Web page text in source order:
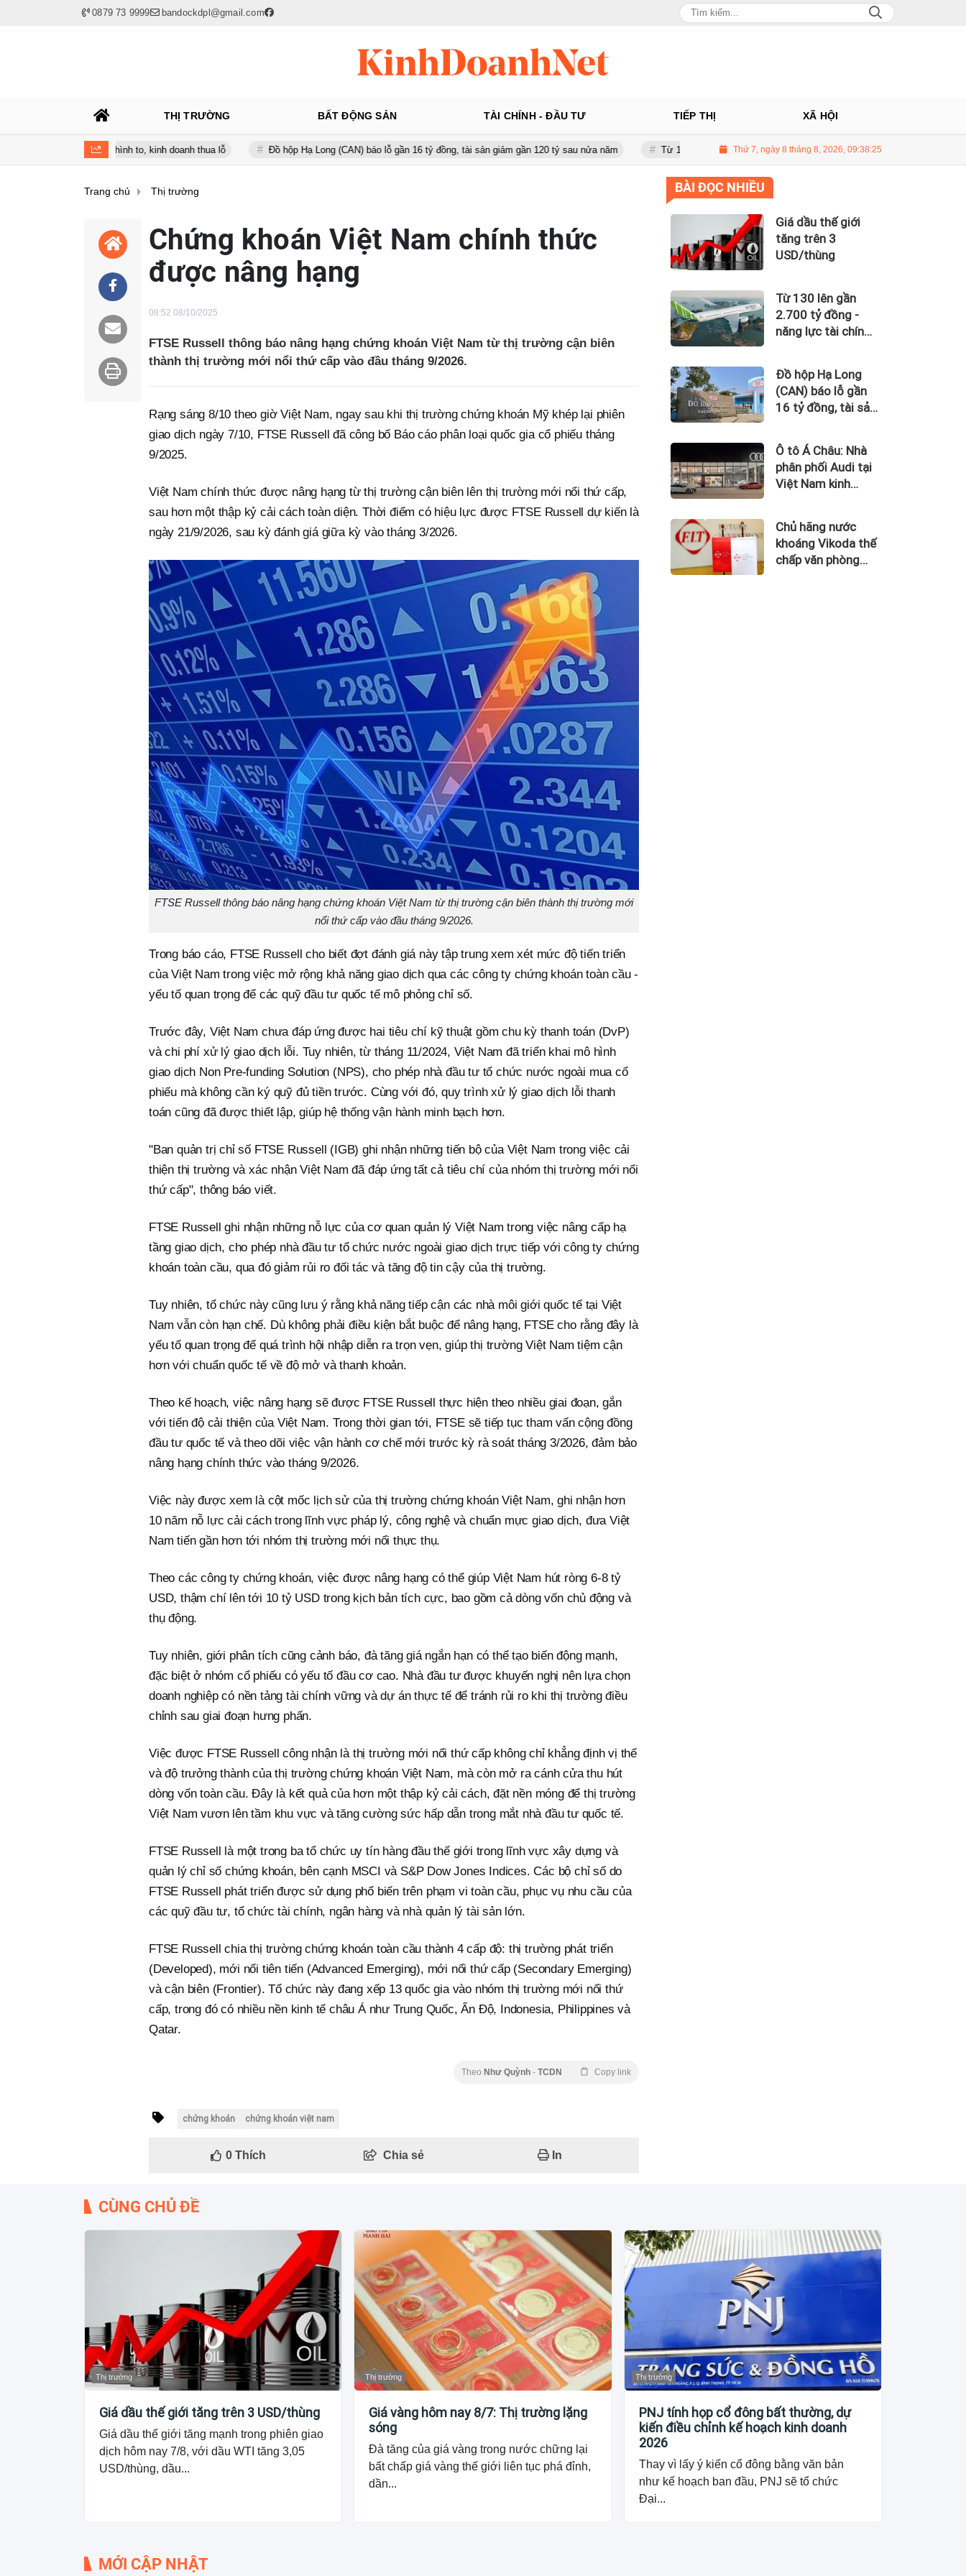
0879 73 9999 bandockdpl@gmail.com
THỊ TRƯỜNG BẤT ĐỘNG SẢN TÀI CHÍNH - ĐẦU TƯ TIẾP THỊ XÃ HỘI
lúc nợ vay phình to, kinh doanh thua lỗ Đồ hộp Hạ Long (CAN) báo lỗ gần 16 tỷ đồng, tài sản giảm gần 120 tỷ sau nửa năm Từ 130 lên gần 2.700 tỷ đồng - năng lực tài chính của Bamboo Airways nhìn từ công
Thứ 7, ngày 8 tháng 8, 2026, 09:38:26
Trang chủ Thị trường
Chứng khoán Việt Nam chính thức
được nâng hạng
08:52 08/10/2025
FTSE Russell thông báo nâng hạng chứng khoán Việt Nam từ thị trường cận biên
thành thị trường mới nổi thứ cấp vào đầu tháng 9/2026.
Rạng sáng 8/10 theo giờ Việt Nam, ngay sau khi thị trường chứng khoán Mỹ khép lại phiên
giao dịch ngày 7/10, FTSE Russell đã công bố Báo cáo phân loại quốc gia cổ phiếu tháng
9/2025.
Việt Nam chính thức được nâng hạng từ thị trường cận biên lên thị trường mới nổi thứ cấp,
sau hơn một thập kỷ cải cách toàn diện. Thời điểm có hiệu lực được FTSE Russell dự kiến là
ngày 21/9/2026, sau kỳ đánh giá giữa kỳ vào tháng 3/2026.
FTSE Russell thông báo nâng hạng chứng khoán Việt Nam từ thị trường cận biên thành thị trường mới
nổi thứ cấp vào đầu tháng 9/2026.
Trong báo cáo, FTSE Russell cho biết đợt đánh giá này tập trung xem xét mức độ tiến triển
của Việt Nam trong việc mở rộng khả năng giao dịch qua các công ty chứng khoán toàn cầu -
yếu tố quan trọng để các quỹ đầu tư quốc tế mô phỏng chỉ số.
Trước đây, Việt Nam chưa đáp ứng được hai tiêu chí kỹ thuật gồm chu kỳ thanh toán (DvP)
và chi phí xử lý giao dịch lỗi. Tuy nhiên, từ tháng 11/2024, Việt Nam đã triển khai mô hình
giao dịch Non Pre-funding Solution (NPS), cho phép nhà đầu tư tổ chức nước ngoài mua cổ
phiếu mà không cần ký quỹ đủ tiền trước. Cùng với đó, quy trình xử lý giao dịch lỗi thanh
toán cũng đã được thiết lập, giúp hệ thống vận hành minh bạch hơn.
"Ban quản trị chỉ số FTSE Russell (IGB) ghi nhận những tiến bộ của Việt Nam trong việc cải
thiện thị trường và xác nhận Việt Nam đã đáp ứng tất cả tiêu chí của nhóm thị trường mới nổi
thứ cấp", thông báo viết.
FTSE Russell ghi nhận những nỗ lực của cơ quan quản lý Việt Nam trong việc nâng cấp hạ
tầng giao dịch, cho phép nhà đầu tư tổ chức nước ngoài giao dịch trực tiếp với công ty chứng
khoán toàn cầu, qua đó giảm rủi ro đối tác và tăng độ tin cậy của thị trường.
Tuy nhiên, tổ chức này cũng lưu ý rằng khả năng tiếp cận các nhà môi giới quốc tế tại Việt
Nam vẫn còn hạn chế. Dù không phải điều kiện bắt buộc để nâng hạng, FTSE cho rằng đây là
yếu tố quan trọng để quá trình hội nhập diễn ra trọn vẹn, giúp thị trường Việt Nam tiệm cận
hơn với chuẩn quốc tế về độ mở và thanh khoản.
Theo kế hoạch, việc nâng hạng sẽ được FTSE Russell thực hiện theo nhiều giai đoạn, gắn
với tiến độ cải thiện của Việt Nam. Trong thời gian tới, FTSE sẽ tiếp tục tham vấn cộng đồng
đầu tư quốc tế và theo dõi việc vận hành cơ chế mới trước kỳ rà soát tháng 3/2026, đảm bảo
nâng hạng chính thức vào tháng 9/2026.
Việc này được xem là cột mốc lịch sử của thị trường chứng khoán Việt Nam, ghi nhận hơn
10 năm nỗ lực cải cách trong lĩnh vực pháp lý, công nghệ và chuẩn mực giao dịch, đưa Việt
Nam tiến gần hơn tới nhóm thị trường mới nổi thực thụ.
Theo các công ty chứng khoán, việc được nâng hạng có thể giúp Việt Nam hút ròng 6-8 tỷ
USD, thậm chí lên tới 10 tỷ USD trong kịch bản tích cực, bao gồm cả dòng vốn chủ động và
thụ động.
Tuy nhiên, giới phân tích cũng cảnh báo, đà tăng giá ngắn hạn có thể tạo biến động mạnh,
đặc biệt ở nhóm cổ phiếu có yếu tố đầu cơ cao. Nhà đầu tư được khuyến nghị nên lựa chọn
doanh nghiệp có nền tảng tài chính vững và dự án thực tế để tránh rủi ro khi thị trường điều
chỉnh sau giai đoạn hưng phấn.
Việc được FTSE Russell công nhận là thị trường mới nổi thứ cấp không chỉ khẳng định vị thế
và độ trưởng thành của thị trường chứng khoán Việt Nam, mà còn mở ra cánh cửa thu hút
dòng vốn toàn cầu. Đây là kết quả của hơn một thập kỷ cải cách, đặt nền móng để thị trường
Việt Nam vươn lên tầm khu vực và tăng cường sức hấp dẫn trong mắt nhà đầu tư quốc tế.
FTSE Russell là một trong ba tổ chức uy tín hàng đầu thế giới trong lĩnh vực xây dựng và
quản lý chỉ số chứng khoán, bên cạnh MSCI và S&P Dow Jones Indices. Các bộ chỉ số do
FTSE Russell phát triển được sử dụng phổ biến trên phạm vi toàn cầu, phục vụ nhu cầu của
các quỹ đầu tư, tổ chức tài chính, ngân hàng và nhà quản lý tài sản lớn.
FTSE Russell chia thị trường chứng khoán toàn cầu thành 4 cấp độ: thị trường phát triển
(Developed), mới nổi tiên tiến (Advanced Emerging), mới nổi thứ cấp (Secondary Emerging)
và cận biên (Frontier). Tổ chức này đang xếp 13 quốc gia vào nhóm thị trường mới nổi thứ
cấp, trong đó có nhiều nền kinh tế châu Á như Trung Quốc, Ấn Độ, Indonesia, Philippines và
Qatar.
Theo Như Quỳnh - TCDN Copy link
chứng khoán chứng khoán việt nam
0Thích Chia sẻ In
BÀI ĐỌC NHIỀU
Giá dầu thế giới
tăng trên 3
USD/thùng
Từ 130 lên gần
2.700 tỷ đồng -
năng lực tài chính
Airways nhìn từ
công nợ với ACV
Đồ hộp Hạ Long
(CAN) báo lỗ gần
16 tỷ đồng, tài sản
sau nửa năm
Ô tô Á Châu: Nhà
phân phối Audi tại
Việt Nam kinh
Chủ hãng nước
khoáng Vikoda thế
chấp văn phòng
CÙNG CHỦ ĐỀ
Thị trường
Giá dầu thế giới tăng trên 3 USD/thùng
Giá dầu thế giới tăng mạnh trong phiên giao
dịch hôm nay 7/8, với dầu WTI tăng 3,05
USD/thùng, dầu...
Thị trường
Giá vàng hôm nay 8/7: Thị trường lặng
sóng
Đà tăng của giá vàng trong nước chững lại
bất chấp giá vàng thế giới liên tục phá đỉnh,
dần...
Thị trường
PNJ tính họp cổ đông bất thường, dự
kiến điều chỉnh kế hoạch kinh doanh
2026
Thay vì lấy ý kiến cổ đông bằng văn bản
như kế hoạch ban đầu, PNJ sẽ tổ chức
Đại...
MỚI CẬP NHẬT